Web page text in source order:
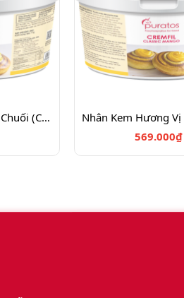
Nhân Kem Hương Vị Chuối (Cremfil) 5Kg- 4112057
569.000₫